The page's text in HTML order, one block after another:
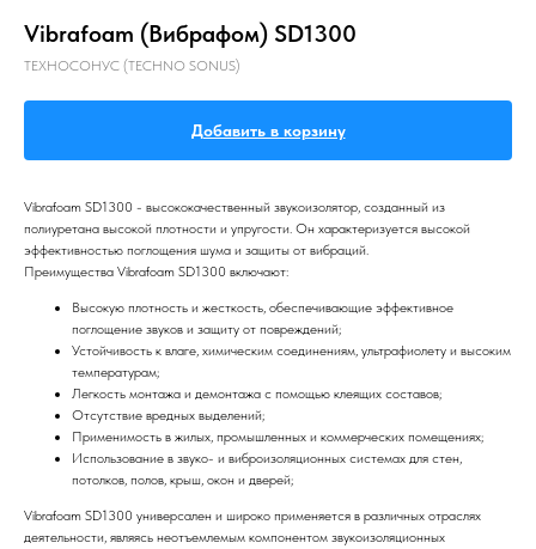
Vibrafoam (Вибрафом) SD1300
ТЕХНОСОНУС (TECHNO SONUS)
Добавить в корзину
Vibrafoam SD1300 - высококачественный звукоизолятор, созданный из
полиуретана высокой плотности и упругости. Он характеризуется высокой
эффективностью поглощения шума и защиты от вибраций.
Преимущества Vibrafoam SD1300 включают:
Высокую плотность и жесткость, обеспечивающие эффективное
поглощение звуков и защиту от повреждений;
Устойчивость к влаге, химическим соединениям, ультрафиолету и высоким
температурам;
Легкость монтажа и демонтажа с помощью клеящих составов;
Отсутствие вредных выделений;
Применимость в жилых, промышленных и коммерческих помещениях;
Использование в звуко- и виброизоляционных системах для стен,
потолков, полов, крыш, окон и дверей;
Vibrafoam SD1300 универсален и широко применяется в различных отраслях
деятельности, являясь неотъемлемым компонентом звукоизоляционных